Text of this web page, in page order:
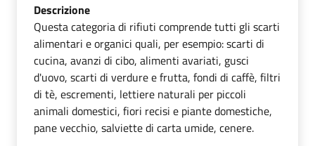
Descrizione
Questa categoria di rifiuti comprende tutti gli scarti
alimentari e organici quali, per esempio: scarti di
cucina, avanzi di cibo, alimenti avariati, gusci
d'uovo, scarti di verdure e frutta, fondi di caffè, filtri
di tè, escrementi, lettiere naturali per piccoli
animali domestici, fiori recisi e piante domestiche,
pane vecchio, salviette di carta umide, cenere.